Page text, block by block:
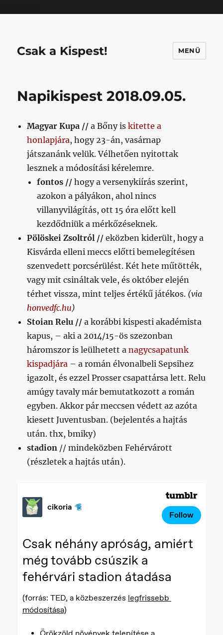
Csak a Kispest! MENÜ
Napikispest 2018.09.05.
Magyar Kupa // a Bőny iskitette a
honlapjára, hogy 23-án, vasárnap
játszanánk velük. Vélhetően nyitottak
lesznek a módosítási kérelemre.
fontos // hogy a versenykiírás szerint,
azokon a pályákon, ahol nincs
villanyvilágítás, ott 15 óra előtt kell
kezdődniük a mérkőzéseknek.
Pölöskei Zsoltról // eközben kiderült, hogy a
Kisvárda elleni meccs előtti bemelegítésen
szenvedett porcsérülést. Két hete műtötték,
vagy mit csináltak vele, és október elején
térhet vissza, mint teljes értékű játékos. (via
honvedfc.hu)
Stoian Relu // a korábbi kispesti akadémista
kapus, – aki a 2014/15-ös szezonban
háromszor is leülhetett anagycsapatunk
kispadjára – a román élvonalbeli Sepsihez
igazolt, és ezzel Prosser csapattársa lett. Relu
amúgy tavaly már bemutatkozott a román
egyben. Akkor pár meccsen védett az azóta
kiesett Juventusban. (bejelentés a hajtás
után. thx, bmiky)
stadion // mindeközben Fehérvárott
(részletek a hajtás után).